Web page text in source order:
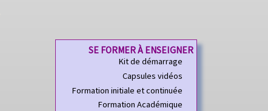
SE FORMER À ENSEIGNER
Kit de démarrage
Capsules vidéos
Formation initiale et continuée
Formation Académique